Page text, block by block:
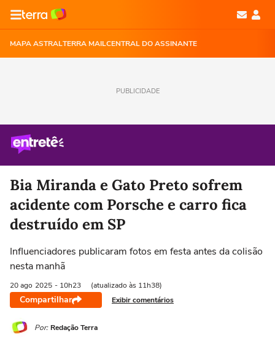
MAPA ASTRALTERRA MAILCENTRAL DO ASSINANTE
PUBLICIDADE
Bia Miranda e Gato Preto sofrem
acidente com Porsche e carro fica
destruído em SP
Influenciadores publicaram fotos em festa antes da colisão
nesta manhã
20 ago 2025 - 10h23 (atualizado às 11h38)
Compartilhar Exibir comentários
Por: Redação Terra